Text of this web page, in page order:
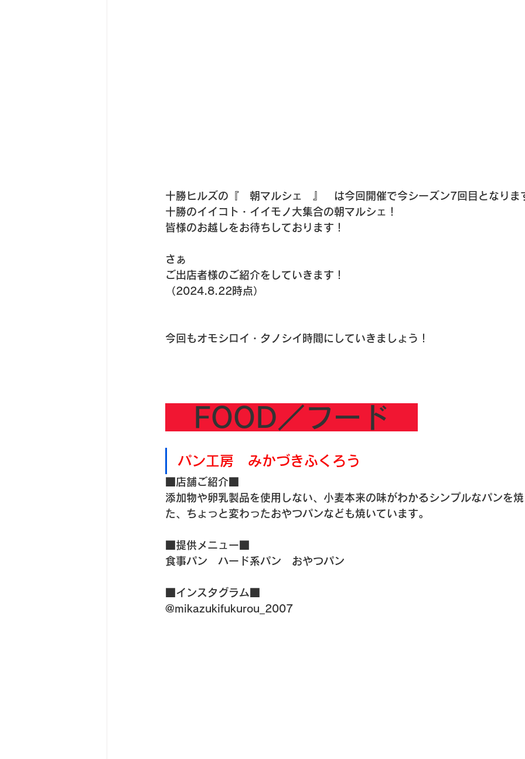
十勝ヒルズの『　朝マルシェ　』　は今回開催で今シーズン7回目となりま
十勝のイイコト・イイモノ大集合の朝マルシェ！
皆様のお越しをお待ちしております！
さぁ
ご出店者様のご紹介をしていきます！
（2024.8.22時点）
今回もオモシロイ・タノシイ時間にしていきましょう！
FOOD／フード
パン工房　みかづきふくろう
■店舗ご紹介■
添加物や卵乳製品を使用しない、小麦本来の味がわかるシンプルなパンを
た、ちょっと変わったおやつパンなども焼いています。
■提供メニュー■
食事パン　ハード系パン　おやつパン
■インスタグラム■
@mikazukifukurou_2007